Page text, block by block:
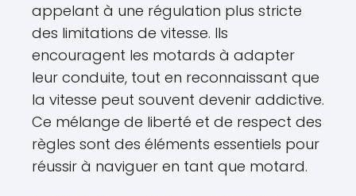
appelant à une régulation plus stricte
des limitations de vitesse. Ils
encouragent les motards à adapter
leur conduite, tout en reconnaissant que
la vitesse peut souvent devenir addictive.
Ce mélange de liberté et de respect des
règles sont des éléments essentiels pour
réussir à naviguer en tant que motard.